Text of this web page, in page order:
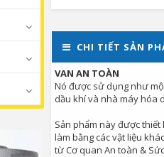
CHI TIẾT SẢN
VAN AN TOÀN
Nó được sử dụng như
dầu khí và nhà máy hóa
Sản phẩm này được thiết
làm bằng các vật liệu
từ Cơ quan An toàn &